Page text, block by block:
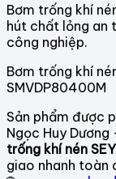
Bơm trống khí
hút chất lỏng an
công nghiệp.
Bơm trống khí
SMVDP80400M
Sản phẩm được
Ngọc Huy
trống khí nén
giao nhanh toàn